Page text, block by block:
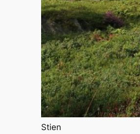
Stien